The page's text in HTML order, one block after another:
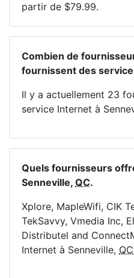
partir de $79.99.
Combien de
fournissent des
Il y a actuellement 23
service Internet à
Quels fournisseurs
Senneville, QC.
Xplore, MapleWifi, CIK
TekSavvy, Vmedia Inc,
Distributel and
Internet à Senneville, QC